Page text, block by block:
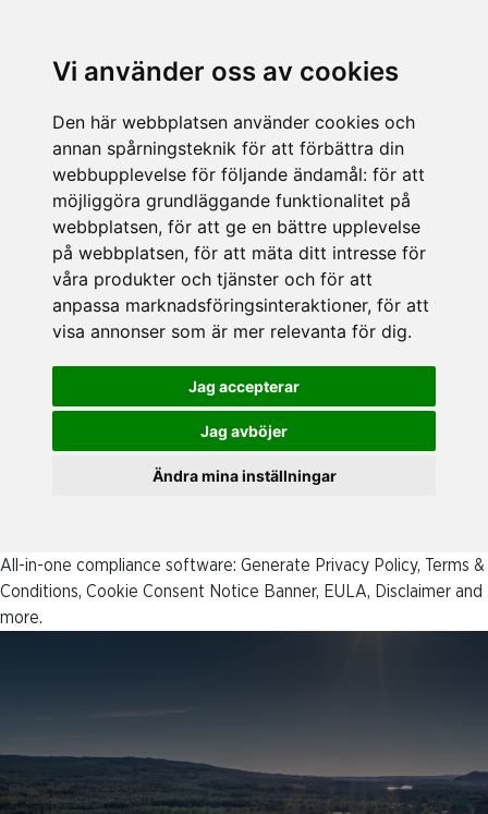
Vi använder oss av cookies
Den här webbplatsen använder cookies och
annan spårningsteknik för att förbättra din
webbupplevelse för följande ändamål: för att
möjliggöra grundläggande funktionalitet på
webbplatsen, för att ge en bättre upplevelse
på webbplatsen, för att mäta ditt intresse för
våra produkter och tjänster och för att
anpassa marknadsföringsinteraktioner, för att
visa annonser som är mer relevanta för dig.
Jag accepterar
Jag avböjer
Ändra mina inställningar
All-in-one compliance software: Generate Privacy Policy, Terms &
Conditions, Cookie Consent Notice Banner, EULA, Disclaimer and
more.